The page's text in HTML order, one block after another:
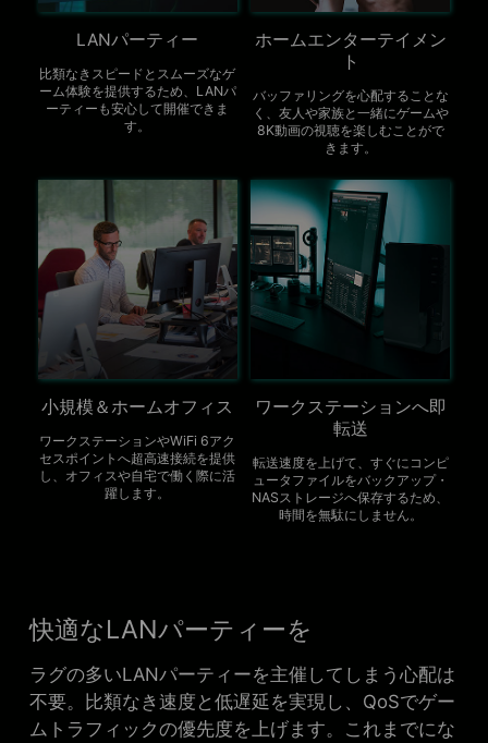
LANパーティー
比類なきスピードとスムーズなゲ
ーム体験を提供するため、LANパ
ーティーも安心して開催できま
す。
ホームエンターテイメン
ト
バッファリングを心配することな
く、友人や家族と一緒にゲームや
8K動画の視聴を楽しむことがで
きます。
小規模＆ホームオフィス
ワークステーションやWiFi 6アク
セスポイントへ超高速接続を提供
し、オフィスや自宅で働く際に活
躍します。
ワークステーションへ即
転送
転送速度を上げて、すぐにコンピ
ュータファイルをバックアップ・
NASストレージへ保存するため、
時間を無駄にしません。
快適なLANパーティーを
ラグの多いLANパーティーを主催してしまう心配は
不要。比類なき速度と低遅延を実現し、QoSでゲー
ムトラフィックの優先度を上げます。これまでにな